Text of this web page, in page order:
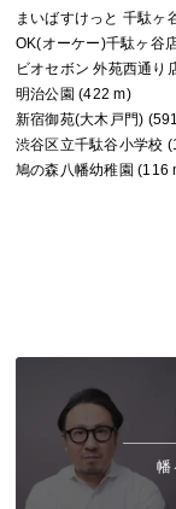
まいばすけっと 千駄ヶ
OK(オーケー)千駄ヶ谷
ビオセボン 外苑西通り
明治公園 (422 m)
新宿御苑(大木戸門)
渋谷区立千駄谷小学校
鳩の森八幡幼稚園 (116
幡